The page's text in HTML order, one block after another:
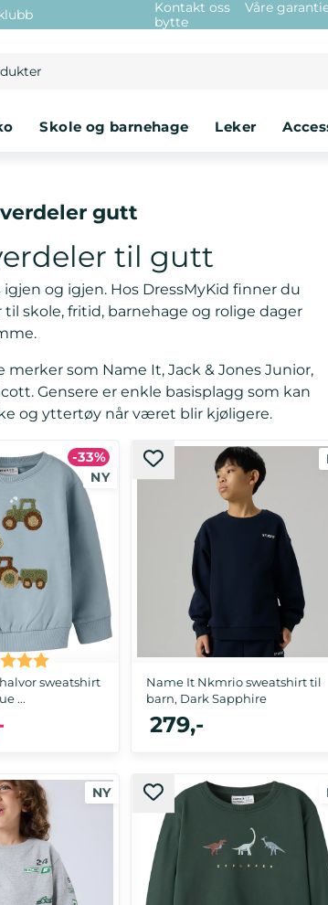
Kontakt oss Våre
bytte
skole og barnehage leker
gutt
til gutt
og igjen. Hos DressMyKid finner du
skole, fritid, barnehage og rolige dager
som Name It, Jack & Jones Junior,
Gensere er enkle basisplagg som kan
og yttertøy når været blir kjøligere.
-33%
sweatshirt
...
128
5.0 av 5 mulige
Name It Nkmrio sweatshirt til
barn, Dark Sapphire
116, 122/128, 134/140, 146/152, 158/
279,-